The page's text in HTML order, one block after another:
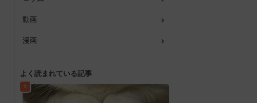
動画
漫画
よく読まれている記事
1